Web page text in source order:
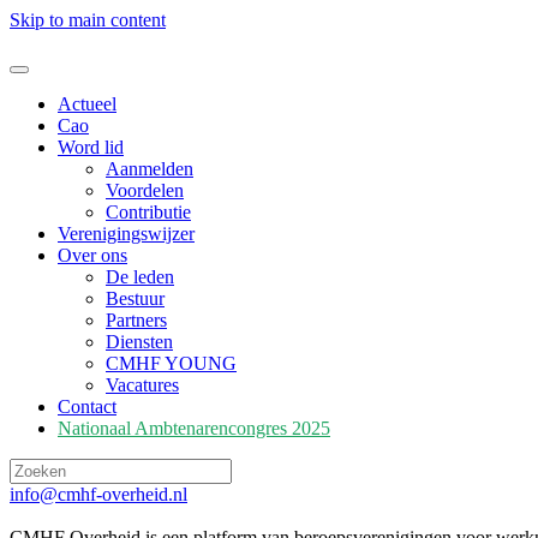
Skip to main content
Actueel
Cao
Word lid
Aanmelden
Voordelen
Contributie
Verenigingswijzer
Over ons
De leden
Bestuur
Partners
Diensten
CMHF YOUNG
Vacatures
Contact
Nationaal Ambtenarencongres 2025
info@cmhf-overheid.nl